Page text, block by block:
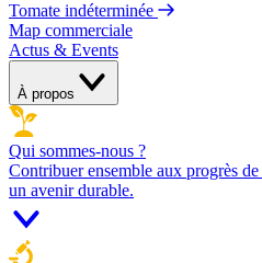
Tomate indéterminée
Map commerciale
Actus & Events
À propos
Qui sommes-nous ?
Contribuer ensemble aux progrès
un avenir durable.